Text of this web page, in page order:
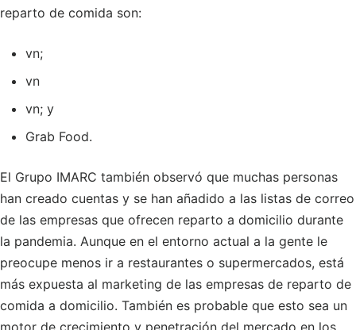
reparto de comida son:
vn;
vn
vn; y
Grab Food.
El Grupo IMARC también observó que muchas personas
han creado cuentas y se han añadido a las listas de correo
de las empresas que ofrecen reparto a domicilio durante
la pandemia. Aunque en el entorno actual a la gente le
preocupe menos ir a restaurantes o supermercados, está
más expuesta al marketing de las empresas de reparto de
comida a domicilio. También es probable que esto sea un
motor de crecimiento y penetración del mercado en los